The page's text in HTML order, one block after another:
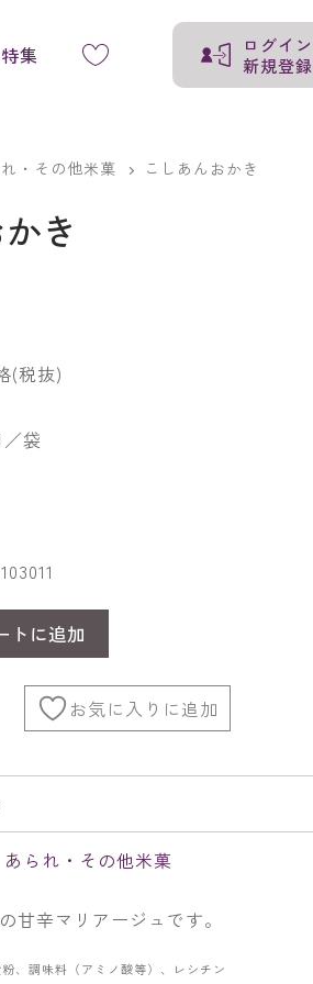
集
ログイン
新規登録
・その他米菓 こしあんおかき
き
(税抜)
袋
トに追加
お気に入りに追加
られ・その他米菓
辛マリアージュです。
、調味料（アミノ酸等）、レシチン